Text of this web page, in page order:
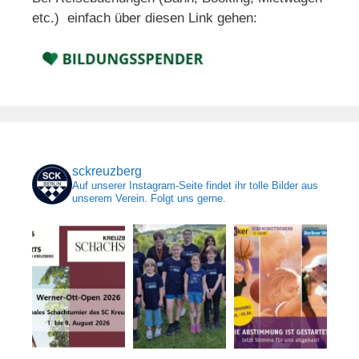
etc.) einfach über diesen Link gehen:
sckreuzberg
Auf unserer Instagram-Seite findet ihr tolle Bilder aus
unserem Verein. Folgt uns gerne.